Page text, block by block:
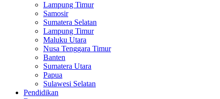
Lampung Timur
Samosir
Sumatera Selatan
Lampung Timur
Maluku Utara
Nusa Tenggara Timur
Banten
Sumatera Utara
Papua
Sulawesi Selatan
Pendidikan